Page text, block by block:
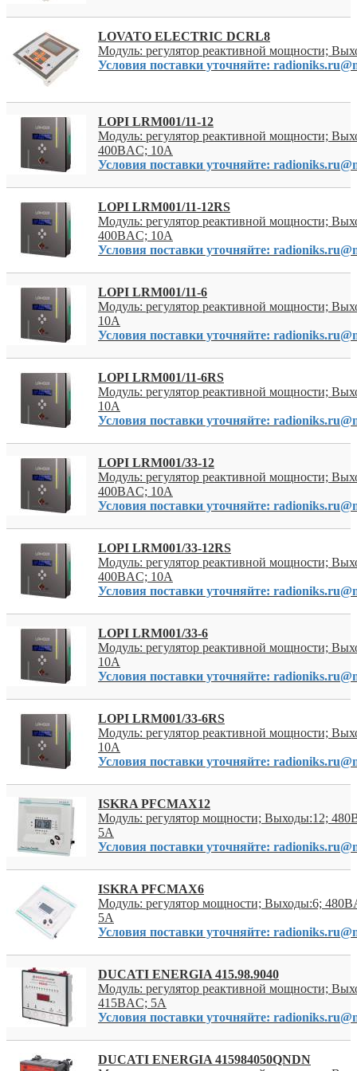
LOVATO ELECTRIC DCRL8
Модуль: регулятор реактивной мощности;
Условия поставки уточняйте:
LOPI LRM001/11-12
Модуль: регулятор реактивной мощности;
400ВAC; 10А
Условия поставки уточняйте:
LOPI LRM001/11-12RS
Модуль: регулятор реактивной мощности;
400ВAC; 10А
Условия поставки уточняйте:
LOPI LRM001/11-6
Модуль: регулятор реактивной мощности;
10А
Условия поставки уточняйте:
LOPI LRM001/11-6RS
Модуль: регулятор реактивной мощности;
10А
Условия поставки уточняйте:
LOPI LRM001/33-12
Модуль: регулятор реактивной мощности;
400ВAC; 10А
Условия поставки уточняйте:
LOPI LRM001/33-12RS
Модуль: регулятор реактивной мощности;
400ВAC; 10А
Условия поставки уточняйте:
LOPI LRM001/33-6
Модуль: регулятор реактивной мощности;
10А
Условия поставки уточняйте:
LOPI LRM001/33-6RS
Модуль: регулятор реактивной мощности;
10А
Условия поставки уточняйте:
ISKRA PFCMAX12
Модуль: регулятор мощности; Выходы:12;
5А
Условия поставки уточняйте:
ISKRA PFCMAX6
Модуль: регулятор мощности; Выходы:6;
5А
Условия поставки уточняйте:
DUCATI ENERGIA 415.98.9040
Модуль: регулятор реактивной мощности;
415ВAC; 5А
Условия поставки уточняйте:
DUCATI ENERGIA 415984050QNDN